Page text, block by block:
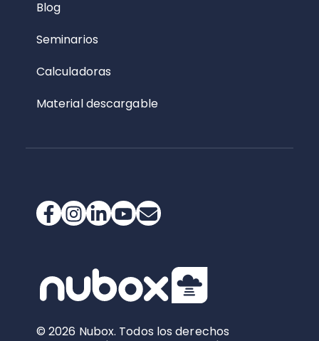
Blog
Seminarios
Calculadoras
Material descargable
© 2026 Nubox. Todos los derechos